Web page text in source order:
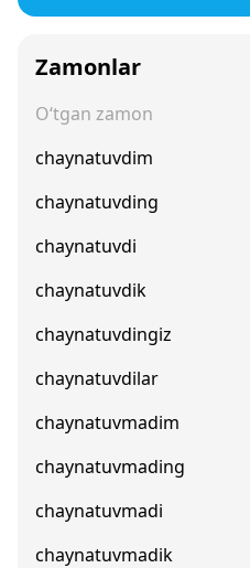
Zamonlar
O‘tgan zamon
chaynatuvdim
chaynatuvding
chaynatuvdi
chaynatuvdik
chaynatuvdingiz
chaynatuvdilar
chaynatuvmadim
chaynatuvmading
chaynatuvmadi
chaynatuvmadik